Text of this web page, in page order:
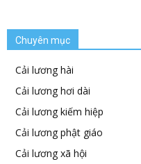
Chuyên mục
Cải lương hài
Cải lương hơi dài
Cải lương kiếm hiệp
Cải lương phật giáo
Cải lương xã hội